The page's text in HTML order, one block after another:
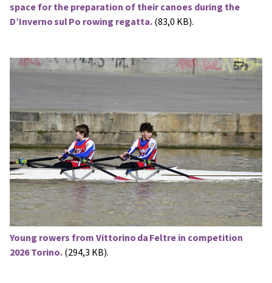
space for the preparation of their canoes during the
D’Inverno sul Po rowing regatta. (83,0 KB).
Young rowers from Vittorino da Feltre in competition
2026 Torino. (294,3 KB).